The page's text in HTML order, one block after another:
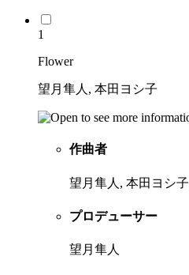
1
Flower
望月隼人, 本田ヨシ子
作曲者
望月隼人, 本田ヨシ子
プロデューサー
望月隼人